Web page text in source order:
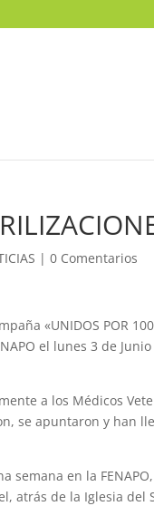
|0 Comentarios
«UNIDOS POR
el lunes 3 de
a los Médicos
se apuntaron y han
semana en la
atrás de la Iglesia